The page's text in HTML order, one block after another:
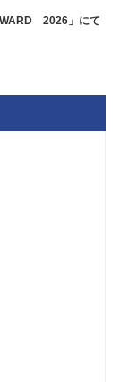
2026」にて